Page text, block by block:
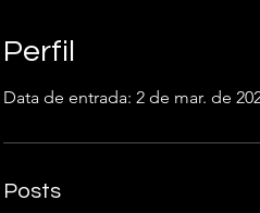
Perfil
Data de entrada: 2 de mar. de
Posts